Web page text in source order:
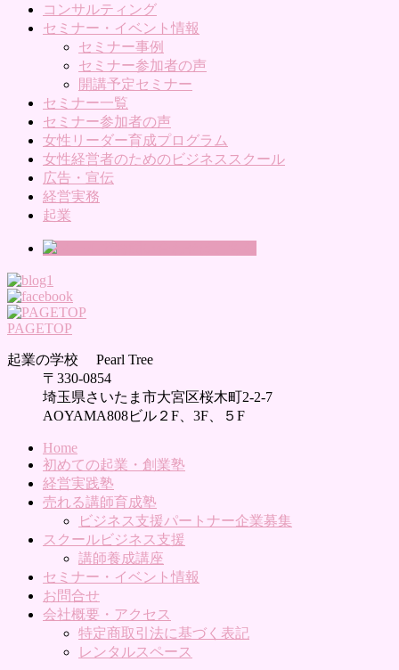
コンサルティング
セミナー・イベント情報
セミナー事例
セミナー参加者の声
開講予定セミナー
セミナー一覧
セミナー参加者の声
女性リーダー育成プログラム
女性経営者のためのビジネススクール
広告・宣伝
経営実務
起業
PAGETOP
起業の学校 Pearl Tree
〒330-0854
埼玉県さいたま市大宮区桜木町2-2-7
AOYAMA808ビル２F、3F、５F
Home
初めての起業・創業塾
経営実践塾
売れる講師育成塾
ビジネス支援パートナー企業募集
スクールビジネス支援
講師養成講座
セミナー・イベント情報
お問合せ
会社概要・アクセス
特定商取引法に基づく表記
レンタルスペース